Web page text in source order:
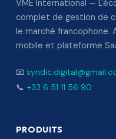
VME International —
complet de gestion de
le marché francophone.
mobile et plateforme
📧
📞 +33 6 51 11 56 90
PRODUITS